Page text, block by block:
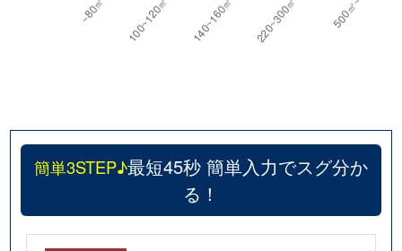
簡単3STEP♪最短45秒 簡単入力でスグ分か
る！